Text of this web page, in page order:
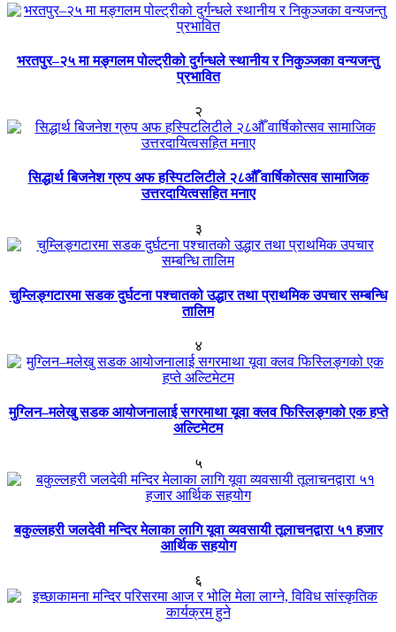
भरतपुर–२५ मा मङ्गलम पोल्ट्रीको दुर्गन्धले स्थानीय र निकुञ्जका वन्यजन्तु
प्रभावित
२
सिद्धार्थ बिजनेश ग्रुप अफ हस्पिटलिटीले २८औँ वार्षिकोत्सव सामाजिक
उत्तरदायित्वसहित मनाए
३
चुम्लिङ्गटारमा सडक दुर्घटना पश्चातको उद्धार तथा प्राथमिक उपचार सम्बन्धि
तालिम
४
मुग्लिन–मलेखु सडक आयोजनालाई सगरमाथा यूवा क्लव फिस्लिङ्गको एक हप्ते
अल्टिमेटम
५
बकुल्लहरी जलदेवी मन्दिर मेलाका लागि यूवा व्यवसायी तूलाचनद्वारा ५१ हजार
आर्थिक सहयोग
६